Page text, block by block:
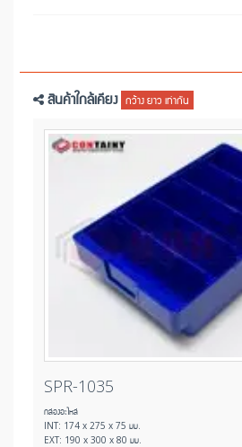
สินค้าใกล้เคียง กว้าง ยาว เท่ากัน
SPR-1035
กล่องอะไหล่
INT: 174 x 275 x 75 มม.
EXT: 190 x 300 x 80 มม.